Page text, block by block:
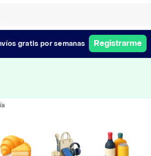
gratis por semanas Registrarme